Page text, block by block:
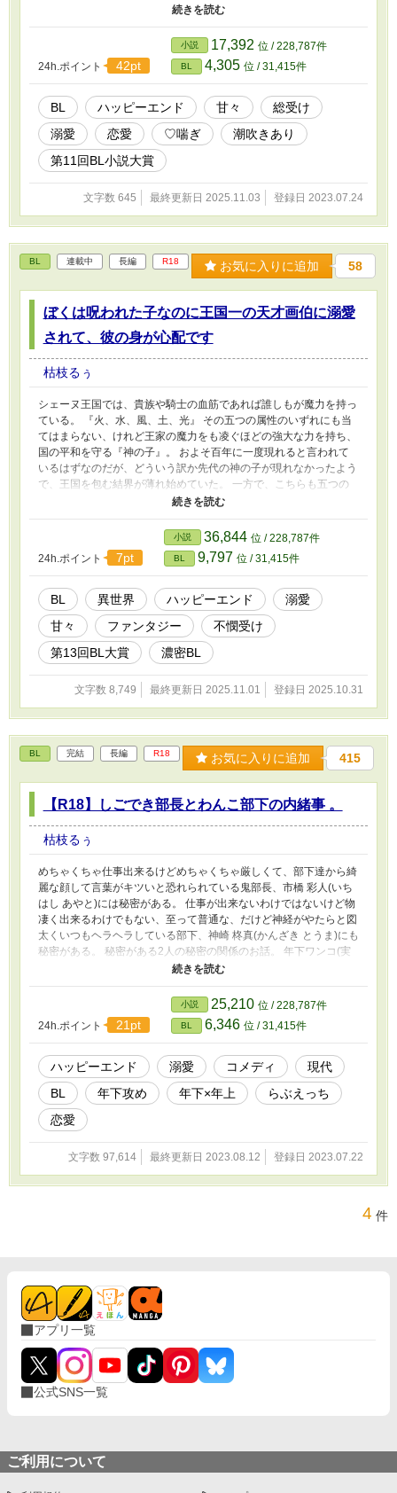
を埋める為、また、恋人を作れなかったその理由を断ち切る為、偶
をタップし、新たな扉を開く。 セックスに自信を持てないゲイ、
AV男優、ただ興味があるetcが集うSTS。 雛汰の相手役は皆、名前
に猛獣、猛禽類、幻獣の漢字が入っていた。 文字通りウブな雛
と、獅子、熊、龍、鷹、虎によるエッチなラブコメディ。 R18には
※印つけます。 第四章以降はほぼ毎話R18描写が入ります。
24h.ポイント 42pt
小説 17,392 位 / 228,787件
BL 4,305 位 / 31,415件
BL ハッピーエンド 甘々
総受け
溺愛
恋愛 ♡喘ぎ
潮吹きあり
第11回BL小説大賞
文字数 645 最終更新日 2025.11.03 登録日 2023.07.24
BL 連載中 長編 R18 お気に入りに追加 58
ぼくは呪われた子なのに王国一の天才画伯に溺愛
されて、彼の身が心配です
枯枝るぅ
シェーヌ王国では、貴族や騎士の血筋であれば誰しもが魔力を持っ
ている。 『火、水、風、土、光』 その五つの属性のいずれにも当
てはまらない、けれど王家の魔力をも凌ぐほどの強大な力を持ち、
国の平和を守る『神の子』。 およそ百年に一度現れると言われて
いるはずなのだが、どういう訳か先代の神の子が現れなかったよう
で、王国を包む結界が薄れ始めていた。 一方で、こちらも五つの
属性のいずれにも当てはまらず、貴族であるというのになんの魔力
た子』。 マルグリット伯爵家の次男として産まれたサーシャ・マ
ルグリットは、生まれつき魔力が皆無で、呪われた子の特徴である
白に近い灰色の瞳をしていた……。 家族や使用人達から虐げら
れ、ついには除籍されて家を追い出されたサーシャ。 そんな彼は
酒場の息子に助けられ、仲良くなり、ある日一緒に出かけた先でと
んでもない出来事に巻き込まれる。 運命の歯車は、その瞬間動き
始めた。 （R18には※印つけます） -----------------------------------------
- ずっと書きかけていた異世界モノにようやく手をつけまし
た……！ ご都合主義な設定ですが、あたたかく見守っていただけ
ると嬉しいです。
24h.ポイント 7pt
小説 36,844 位 / 228,787件
BL 9,797 位 / 31,415件
BL 異世界 ハッピーエンド
溺愛
甘々
ファンタジー
不憫受け
第13回BL大賞
濃密BL
文字数 8,749 最終更新日 2025.11.01 登録日 2025.10.31
BL 完結 長編 R18 お気に入りに追加 415
【R18】しごでき部長とわんこ部下の内緒事 。
枯枝るぅ
めちゃくちゃ仕事出来るけどめちゃくちゃ厳しくて、部下達から綺
麗な顔して言葉がキツいと恐れられている鬼部長、市橋 彩人(いち
はし あやと)には秘密がある。 仕事が出来ないわけではないけど物
凄く出来るわけでもない、至って普通な、だけど神経がやたらと図
太くいつもヘラヘラしている部下、神崎 柊真(かんざき とうま)にも
秘密がある。 秘密がある2人の秘密の関係のお話。 年下ワンコ(実
はドS)×年上俺様(実はドM)のコミカルなエロです。 でもちょっと
24h.ポイント 21pt
小説 25,210 位 / 228,787件
BL 6,346 位 / 31,415件
ハッピーエンド 溺愛 コメディ
現代
BL
年下攻め 年下×年上
らぶえっち
恋愛
文字数 97,614 最終更新日 2023.08.12 登録日 2023.07.22
4 件
アプリ一覧
公式SNS一覧
ご利用について